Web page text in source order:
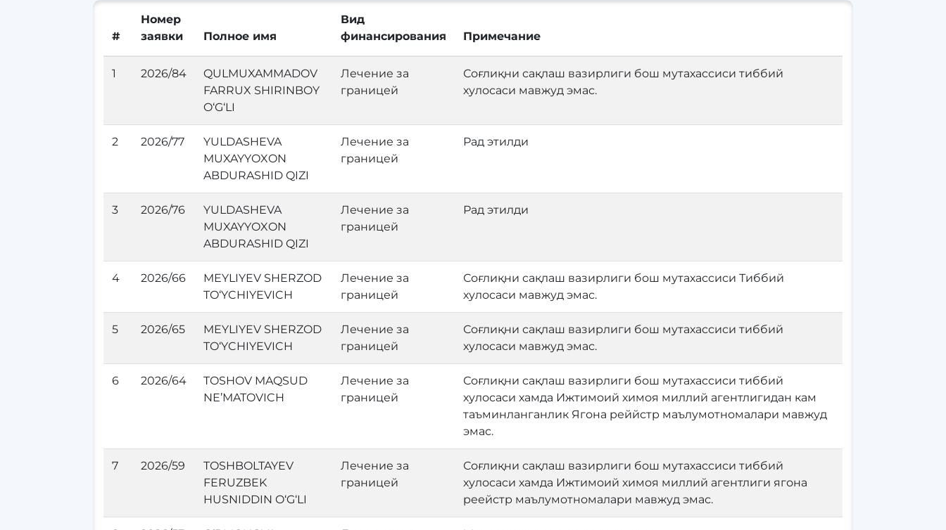
#
Номер
заявки
Полное имя
Вид
финансирования
Примечание
1 2026/84
QULMUXAMMADOV
FARRUX SHIRINBOY
O‘G‘LI
Лечение за
границей
Соғлиқни сақлаш вазирлиги бош мутахассиси тиббий
хулосаси мавжуд эмас.
2 2026/77
YULDASHEVA
MUXAYYOXON
ABDURASHID QIZI
Лечение за
границей
Рад этилди
3 2026/76
YULDASHEVA
MUXAYYOXON
ABDURASHID QIZI
Лечение за
границей
Рад этилди
4 2026/66
MEYLIYEV SHERZOD
TO‘YCHIYEVICH
Лечение за
границей
Соғлиқни сақлаш вазирлиги бош мутахассиси Тиббий
хулосаси мавжуд эмас.
5 2026/65
MEYLIYEV SHERZOD
TO‘YCHIYEVICH
Лечение за
границей
Соғлиқни сақлаш вазирлиги бош мутахассиси тиббий
хулосаси мавжуд эмас.
6 2026/64
TOSHOV MAQSUD
NE’MATOVICH
Лечение за
границей
Соғлиқни сақлаш вазирлиги бош мутахассиси тиббий
хулосаси хамда Ижтимоий химоя миллий агентлигидан кам
таъминланганлик Ягона реййстр маълумотномалари мавжуд
эмас.
7 2026/59
TOSHBOLTAYEV
FERUZBEK
HUSNIDDIN O‘G‘LI
Лечение за
границей
Соғлиқни сақлаш вазирлиги бош мутахассиси тиббий
хулосаси хамда Ижтимоий химоя миллий агентлиги ягона
реейстр маълумотномалари мавжуд эмас.